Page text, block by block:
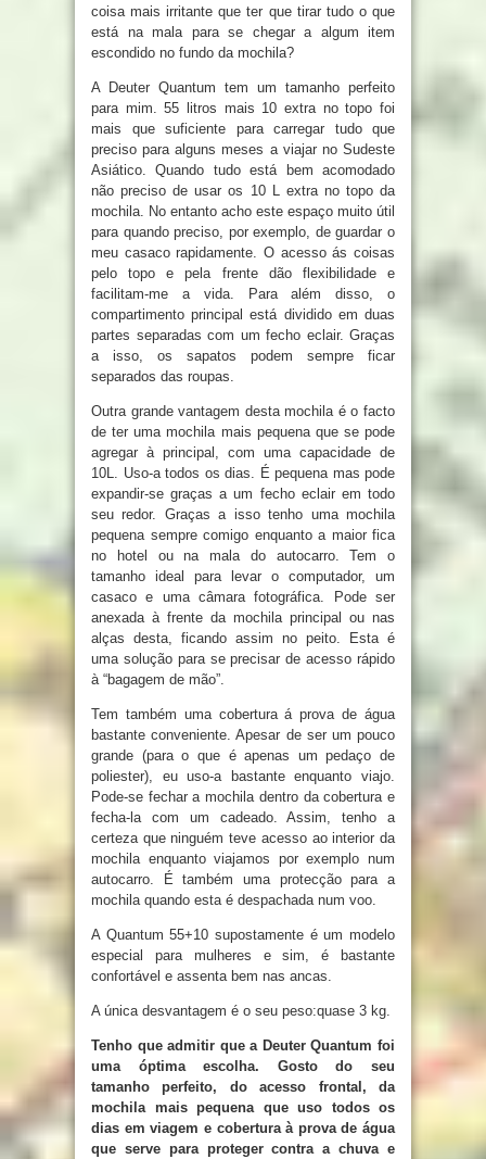
coisa mais irritante que ter que tirar tudo o que
está na mala para se chegar a algum item
escondido no fundo da mochila?
A Deuter Quantum tem um tamanho perfeito
para mim. 55 litros mais 10 extra no topo foi
mais que suficiente para carregar tudo que
preciso para alguns meses a viajar no Sudeste
Asiático. Quando tudo está bem acomodado
não preciso de usar os 10 L extra no topo da
mochila. No entanto acho este espaço muito útil
para quando preciso, por exemplo, de guardar o
meu casaco rapidamente. O acesso ás coisas
pelo topo e pela frente dão flexibilidade e
facilitam-me a vida. Para além disso, o
compartimento principal está dividido em duas
partes separadas com um fecho eclair. Graças
a isso, os sapatos podem sempre ficar
separados das roupas.
Outra grande vantagem desta mochila é o facto
de ter uma mochila mais pequena que se pode
agregar à principal, com uma capacidade de
10L. Uso-a todos os dias. É pequena mas pode
expandir-se graças a um fecho eclair em todo
seu redor. Graças a isso tenho uma mochila
pequena sempre comigo enquanto a maior fica
no hotel ou na mala do autocarro. Tem o
tamanho ideal para levar o computador, um
casaco e uma câmara fotográfica. Pode ser
anexada à frente da mochila principal ou nas
alças desta, ficando assim no peito. Esta é
uma solução para se precisar de acesso rápido
à “bagagem de mão”.
Tem também uma cobertura á prova de água
bastante conveniente. Apesar de ser um pouco
grande (para o que é apenas um pedaço de
poliester), eu uso-a bastante enquanto viajo.
Pode-se fechar a mochila dentro da cobertura e
fecha-la com um cadeado. Assim, tenho a
certeza que ninguém teve acesso ao interior da
mochila enquanto viajamos por exemplo num
autocarro. É também uma protecção para a
mochila quando esta é despachada num voo.
A Quantum 55+10 supostamente é um modelo
especial para mulheres e sim, é bastante
confortável e assenta bem nas ancas.
A única desvantagem é o seu peso:quase 3 kg.
Tenho que admitir que a Deuter Quantum foi
uma óptima escolha. Gosto do seu
tamanho perfeito, do acesso frontal, da
mochila mais pequena que uso todos os
dias em viagem e cobertura à prova de água
que serve para proteger contra a chuva e